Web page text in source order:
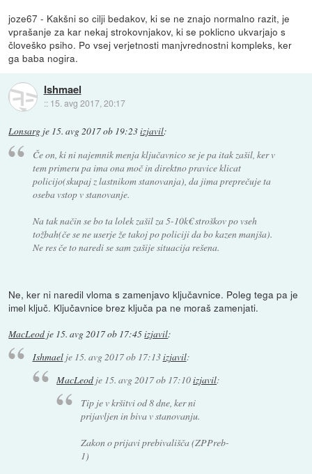
joze67 - Kakšni so cilji bedakov, ki se ne znajo normalno razit, je
vprašanje za kar nekaj strokovnjakov, ki se poklicno ukvarjajo s
človeško psiho. Po vsej verjetnosti manjvrednostni kompleks, ker
ga baba nogira.
Ishmael
:: 15. avg 2017, 20:17
Lonsarg je 15. avg 2017 ob 19:23izjavil:
Če on, ki ni najemnik menja ključavnico se je pa itak zašil, ker v
tem primeru pa ima ona moč in direktno pravice klicat
policijo(skupaj z lastnikom stanovanja), da jima preprečuje ta
oseba vstop v stanovanje.
Na tak način se bo ta lolek zašil za 5-10k€ stroškov po vseh
tožbah(če se ne userje že takoj po policiji da bo kazen manjša).
Ne res če to naredi se sam zašije situacija rešena.
Ne, ker ni naredil vloma s zamenjavo ključavnice. Poleg tega pa je
imel ključ. Ključavnice brez ključa pa ne moraš zamenjati.
MacLeod je 15. avg 2017 ob 17:45izjavil:
Ishmaelje 15. avg 2017 ob 17:13izjavil:
MacLeodje 15. avg 2017 ob 17:10izjavil:
Tip je v kršitvi od 8 dne, ker ni
prijavljen in biva v stanovanju.
Zakon o prijavi prebivališča (ZPPreb-
1)